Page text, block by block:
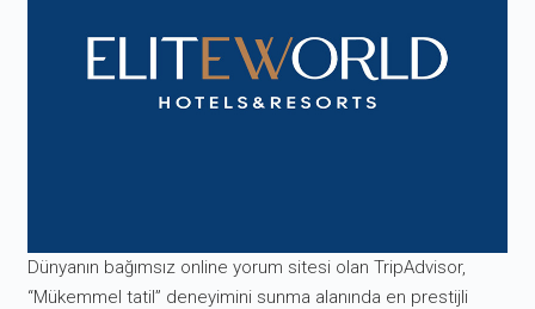
Dünyanın bağımsız online yorum sitesi olan TripAdvisor,
“Mükemmel tatil” deneyimini sunma alanında en prestijli